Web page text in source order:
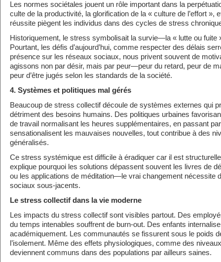
Les normes sociétales jouent un rôle important dans la
culte de la productivité, la glorification de la « culture de l’effort »,
réussite piègent les individus dans des cycles de stress
Historiquement, le stress symbolisait la survie—la « lutte ou fuite
Pourtant, les défis d’aujourd’hui, comme respecter des délais
présence sur les réseaux sociaux, nous privent souvent de
agissons non par désir, mais par peur—peur du retard, peur de
peur d’être jugés selon les standards de la société.
4. Systèmes et politiques mal gérés
Beaucoup de stress collectif découle de systèmes externes qui
détriment des besoins humains. Des politiques urbaines
de travail normalisant les heures supplémentaires, en passant
sensationalisent les mauvaises nouvelles, tout contribue à des
généralisés.
Ce stress systémique est difficile à éradiquer car il est
explique pourquoi les solutions dépassent souvent les livres de
ou les applications de méditation—le vrai changement nécessite
sociaux sous-jacents.
Le stress collectif dans la vie moderne
Les impacts du stress collectif sont visibles partout. Des
du temps intenables souffrent de burn-out. Des enfants
académiquement. Les communautés se fissurent sous le poids
l’isolement. Même des effets physiologiques, comme des
deviennent communs dans des populations par ailleurs saines.